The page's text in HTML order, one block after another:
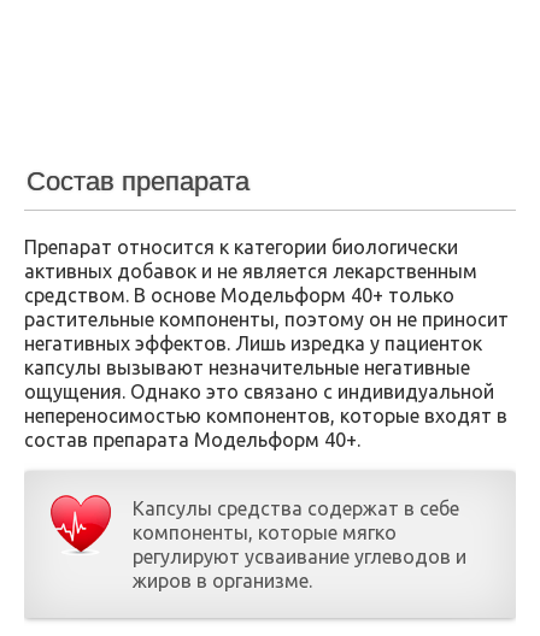
Состав препарата
Препарат относится к категории биологически
активных добавок и не является лекарственным
средством. В основе Модельформ 40+ только
растительные компоненты, поэтому он не приносит
негативных эффектов. Лишь изредка у пациенток
капсулы вызывают незначительные негативные
ощущения. Однако это связано с индивидуальной
непереносимостью компонентов, которые входят в
состав препарата Модельформ 40+.
Капсулы средства содержат в себе
компоненты, которые мягко
регулируют усваивание углеводов и
жиров в организме.